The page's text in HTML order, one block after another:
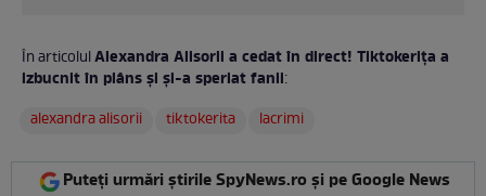
În articolulAlexandra Alisorii a cedat în direct! Tiktokerița a
izbucnit în plâns și și-a speriat fanii:
alexandra alisorii
tiktokerita lacrimi
Puteți urmări știrile SpyNews.ro și pe Google News